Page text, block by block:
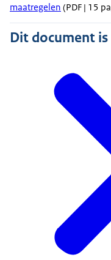
maatregelen (PDF | 15
Dit document